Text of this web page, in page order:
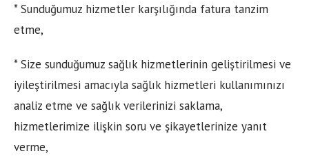
* Sunduğumuz hizmetler karşılığında fatura tanzim
etme,
* Size sunduğumuz sağlık hizmetlerinin geliştirilmesi ve
iyileştirilmesi amacıyla sağlık hizmetleri kullanımınızı
analiz etme ve sağlık verilerinizi saklama,
hizmetlerimize ilişkin soru ve şikayetlerinize yanıt
verme,